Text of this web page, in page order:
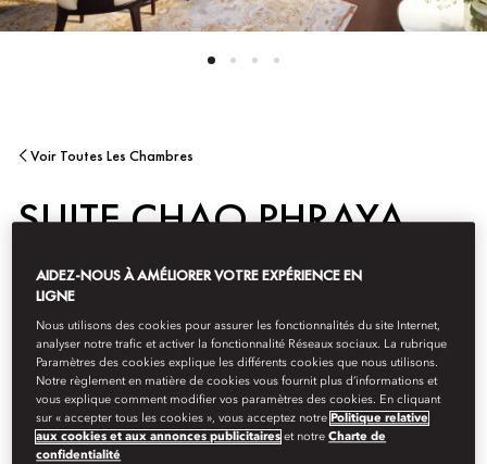
Voir Toutes Les Chambres
SUITE CHAO PHRAYA
Les Suites Chao Phraya à une chambre offrent un espace de vie
raffiné de 83 m² avec des terrasses privées, de grandes baies
vitrées et une vue panoramique sur le fleuve. Ces suites, à la
décoration d’inspiration thaïlandaise, disposent d’un lit king
size, d’une salle de bains en marbre, d’un dressing, d’une salle à
manger pour quatre personnes et d’un cellier, offrant ainsi tout
le confort nécessaire pour vivre une expérience sophistiquée et
intime en dominant Bangkok.
AIDEZ-NOUS À AMÉLIORER VOTRE EXPÉRIENCE EN
LIGNE
Nous utilisons des cookies pour assurer les fonctionnalités du site Internet,
analyser notre trafic et activer la fonctionnalité Réseaux sociaux. La rubrique
Paramètres des cookies explique les différents cookies que nous utilisons.
Notre règlement en matière de cookies vous fournit plus d’informations et
vous explique comment modifier vos paramètres des cookies. En cliquant
sur « accepter tous les cookies », vous acceptez notre Politique relative
aux cookies et aux annonces publicitaires et notreCharte de
confidentialité